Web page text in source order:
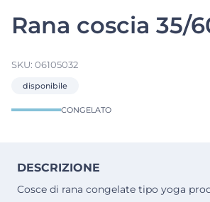
Rana coscia 35/
SKU: 06105032
disponibile
CONGELATO
DESCRIZIONE
Cosce di rana congelate tipo yoga